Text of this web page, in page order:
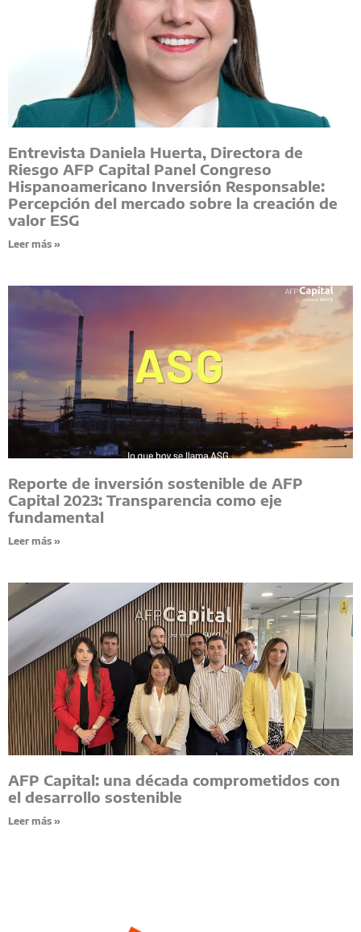
Entrevista Daniela Huerta, Directora de
Riesgo AFP Capital Panel Congreso
Hispanoamericano Inversión Responsable:
Percepción del mercado sobre la creación de
valor ESG
Leer más »
Reporte de inversión sostenible de AFP
Capital 2023: Transparencia como eje
fundamental
Leer más »
AFP Capital: una década comprometidos con
el desarrollo sostenible
Leer más »